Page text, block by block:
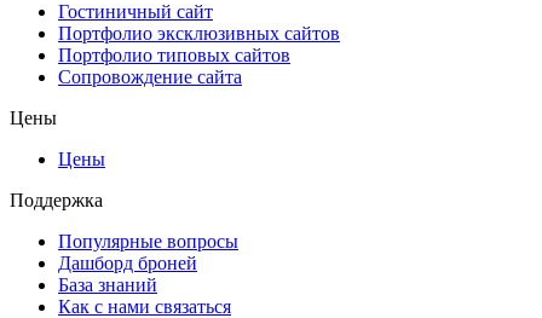
Гостиничный сайт
Портфолио эксклюзивных сайтов
Портфолио типовых сайтов
Сопровождение сайта
Цены
Цены
Поддержка
Популярные вопросы
Дашборд броней
База знаний
Как с нами связаться